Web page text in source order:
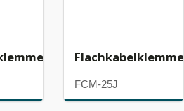
Flachkabelklemme
FCM-25J